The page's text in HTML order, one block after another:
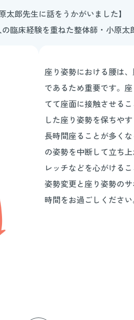
太郎先生に話をうかがいました】
臨床経験を重ねた整体師・小原太
座り姿勢における腰は
であるため重要です。
てて座面に接触させる
した座り姿勢を保ちやす
長時間座ることが多く
の姿勢を中断して立ち
レッチなどを心がける
姿勢変更と座り姿勢の
時間をお過ごしください